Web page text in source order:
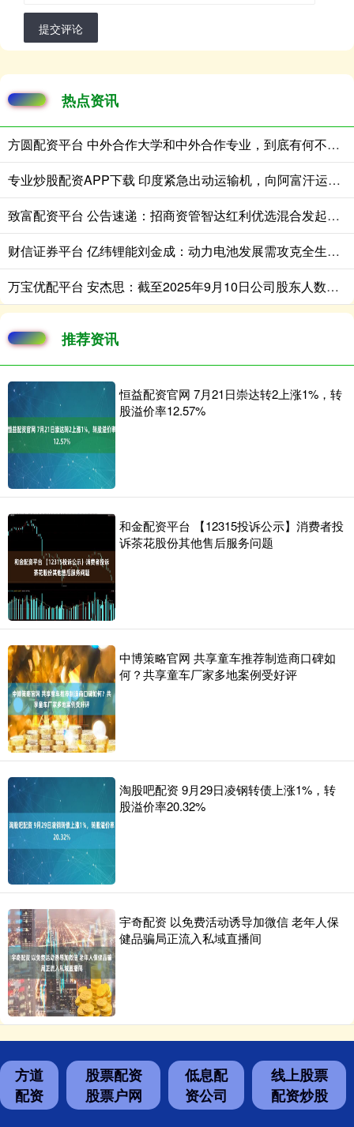
提交评论
热点资讯
方圆配资平台 中外合作大学和中外合作专业，到底有何不同？
专业炒股配资APP下载 印度紧急出动运输机，向阿富汗运去2.5吨＂医疗援助＂！很多人以为新德
致富配资平台 公告速递：招商资管智达红利优选混合发起基金 暂停申购、赎回业务
财信证券平台 亿纬锂能刘金成：动力电池发展需攻克全生命周期成本和极寒地区特性两大核心课题
万宝优配平台 安杰思：截至2025年9月10日公司股东人数为5635户
推荐资讯
恒益配资官网 7月21日崇达转2上涨1%，转
股溢价率12.57%
和金配资平台 【12315投诉公示】消费者投
诉茶花股份其他售后服务问题
中博策略官网 共享童车推荐制造商口碑如
何？共享童车厂家多地案例受好评
淘股吧配资 9月29日凌钢转债上涨1%，转
股溢价率20.32%
宇奇配资 以免费活动诱导加微信 老年人保
健品骗局正流入私域直播间
方道
配资
股票配资
股票户网
低息配
资公司
线上股票
配资炒股